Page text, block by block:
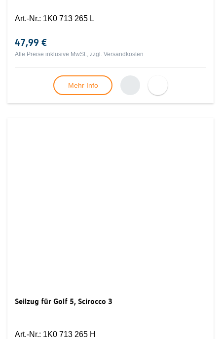
Art.-Nr.: 1K0 713 265 L
47,99 €
Alle Preise inklusive MwSt., zzgl. Versandkosten
Mehr Info
Seilzug für Golf 5, Scirocco 3
Art.-Nr.: 1K0 713 265 H